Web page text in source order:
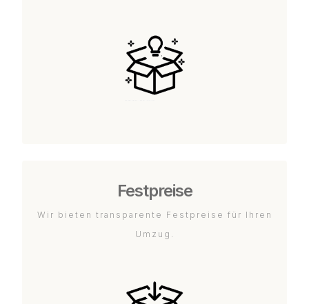
Festpreise
Wir bieten transparente Festpreise für Ihren
Umzug.